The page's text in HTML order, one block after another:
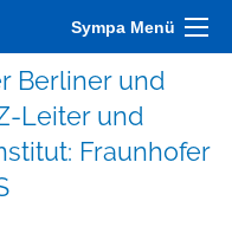
Sympa Menü
Berliner und
Leiter und
Fraunhofer